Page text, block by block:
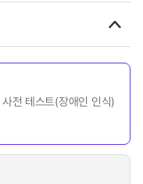
전 테스트(장애인 인식)